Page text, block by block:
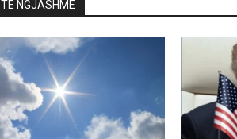
TË NGJASHME